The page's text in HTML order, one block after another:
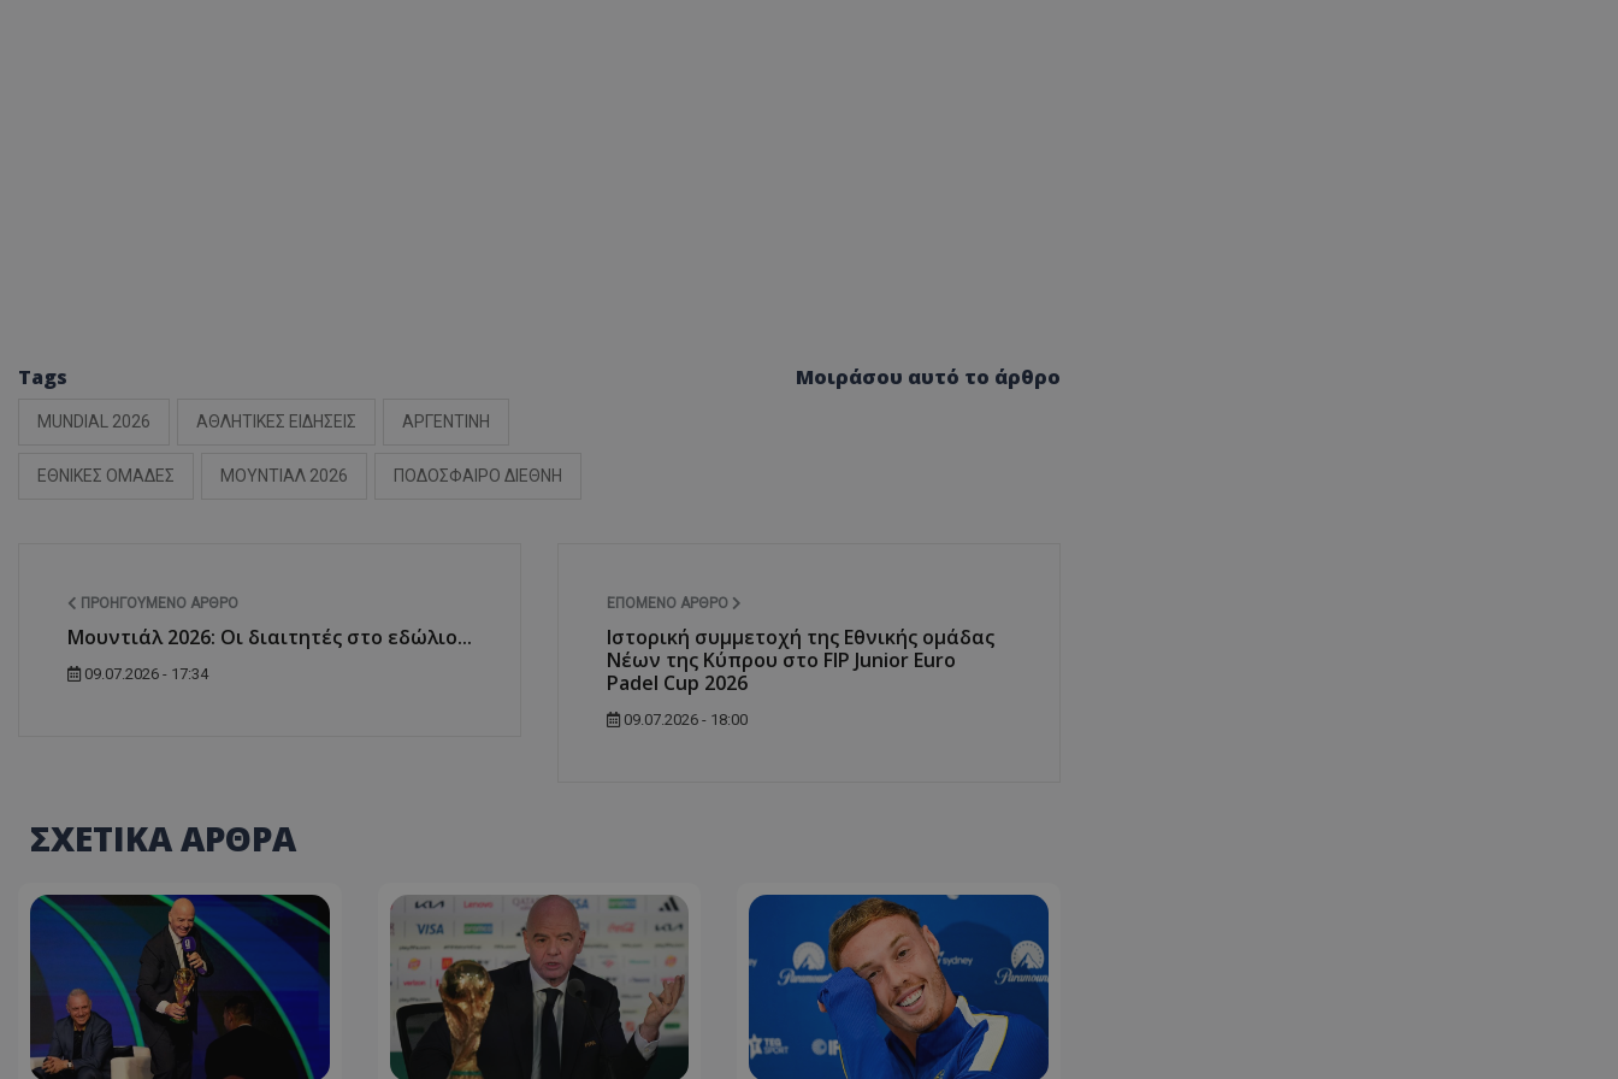
Tags
MUNDIAL 2026 ΑΘΛΗΤΙΚΕΣ ΕΙΔΗΣΕΙΣ ΑΡΓΕΝΤΙΝΗ
ΕΘΝΙΚΕΣ ΟΜΑΔΕΣ ΜΟΥΝΤΙΑΛ 2026 ΠΟΔΟΣΦΑΙΡΟ ΔΙΕΘΝΗ
Μοιράσου αυτό το άρθρο
ΠΡΟΗΓΟΎΜΕΝΟ ΆΡΘΡΟ
Μουντιάλ 2026: Οι διαιτητές στο εδώλιο...
09.07.2026 - 17:34
ΕΠΌΜΕΝΟ ΆΡΘΡΟ
Ιστορική συμμετοχή της Εθνικής ομάδας
Νέων της Κύπρου στο FIP Junior Euro
Padel Cup 2026
09.07.2026 - 18:00
ΣΧΕΤΙΚΑ ΑΡΘΡΑ